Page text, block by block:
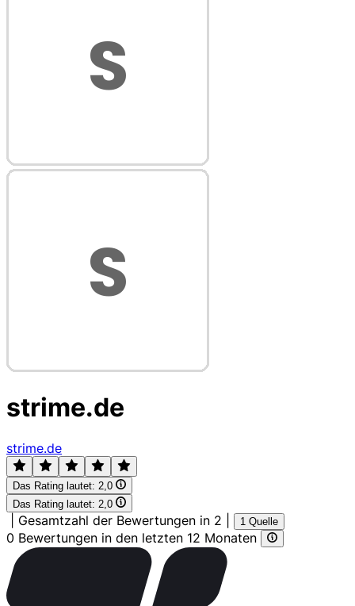
strime.de
strime.de
Das Rating lautet: 2,0
Das Rating lautet: 2,0
Gesamtzahl der Bewertungen in 2 1 Quelle
0 Bewertungen in den letzten 12 Monaten